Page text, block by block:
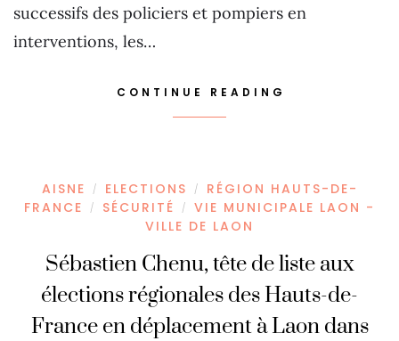
successifs des policiers et pompiers en
interventions, les…
CONTINUE READING
AISNE / ELECTIONS /
RÉGION HAUTS-DE-
FRANCE
/ SÉCURITÉ /
VIE MUNICIPALE LAON -
VILLE DE LAON
Sébastien Chenu, tête de liste aux
élections régionales des Hauts-de-
France en déplacement à Laon dans